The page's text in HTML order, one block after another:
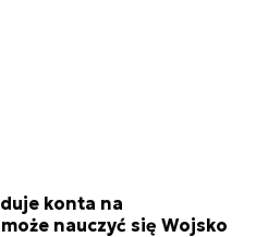
konta na
nauczyć się Wojsko